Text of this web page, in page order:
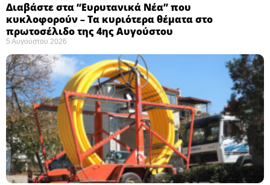
Διαβάστε στα “Ευρυτανικά Νέα” που
κυκλοφορούν – Τα κυριότερα θέματα στο
πρωτοσέλιδο της 4ης Αυγούστου
5 Αυγούστου 2026